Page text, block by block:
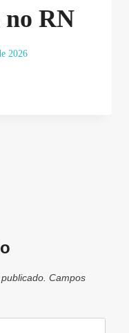
no RN
2026
Campos